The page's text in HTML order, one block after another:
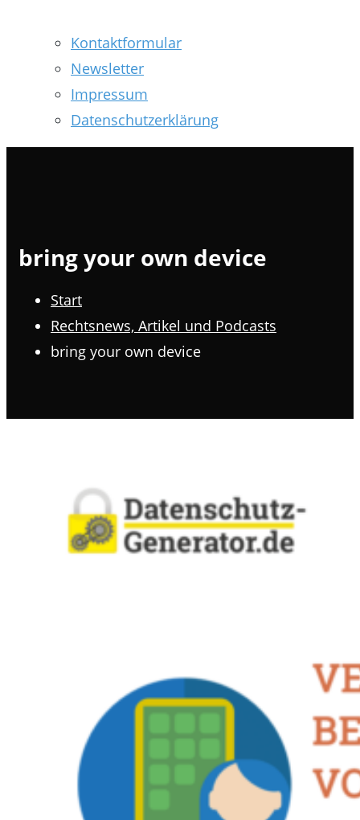
Kontaktformular
Newsletter
Impressum
Datenschutzerklärung
bring your own device
Start
Rechtsnews, Artikel und Podcasts
bring your own device